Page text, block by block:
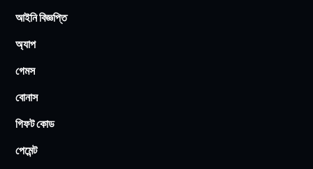
আইনি বিজ্ঞপ্তি
অ্যাপ
গেমস
বোনাস
গিফট কোড
পেমেন্ট